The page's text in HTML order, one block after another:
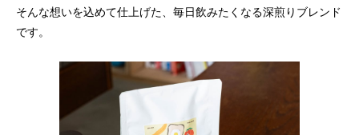
そんな想いを込めて仕上げた、毎日飲みたくなる深煎りブレンド
です。